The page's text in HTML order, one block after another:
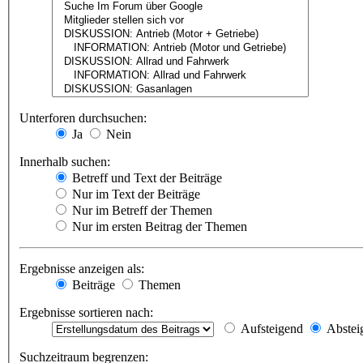
Unterforen durchsuchen:
Ja
Nein
Innerhalb suchen:
Betreff und Text der Beiträge
Nur im Text der Beiträge
Nur im Betreff der Themen
Nur im ersten Beitrag der Themen
Ergebnisse anzeigen als:
Beiträge
Themen
Ergebnisse sortieren nach:
Aufsteigend
Suchzeitraum begrenzen: